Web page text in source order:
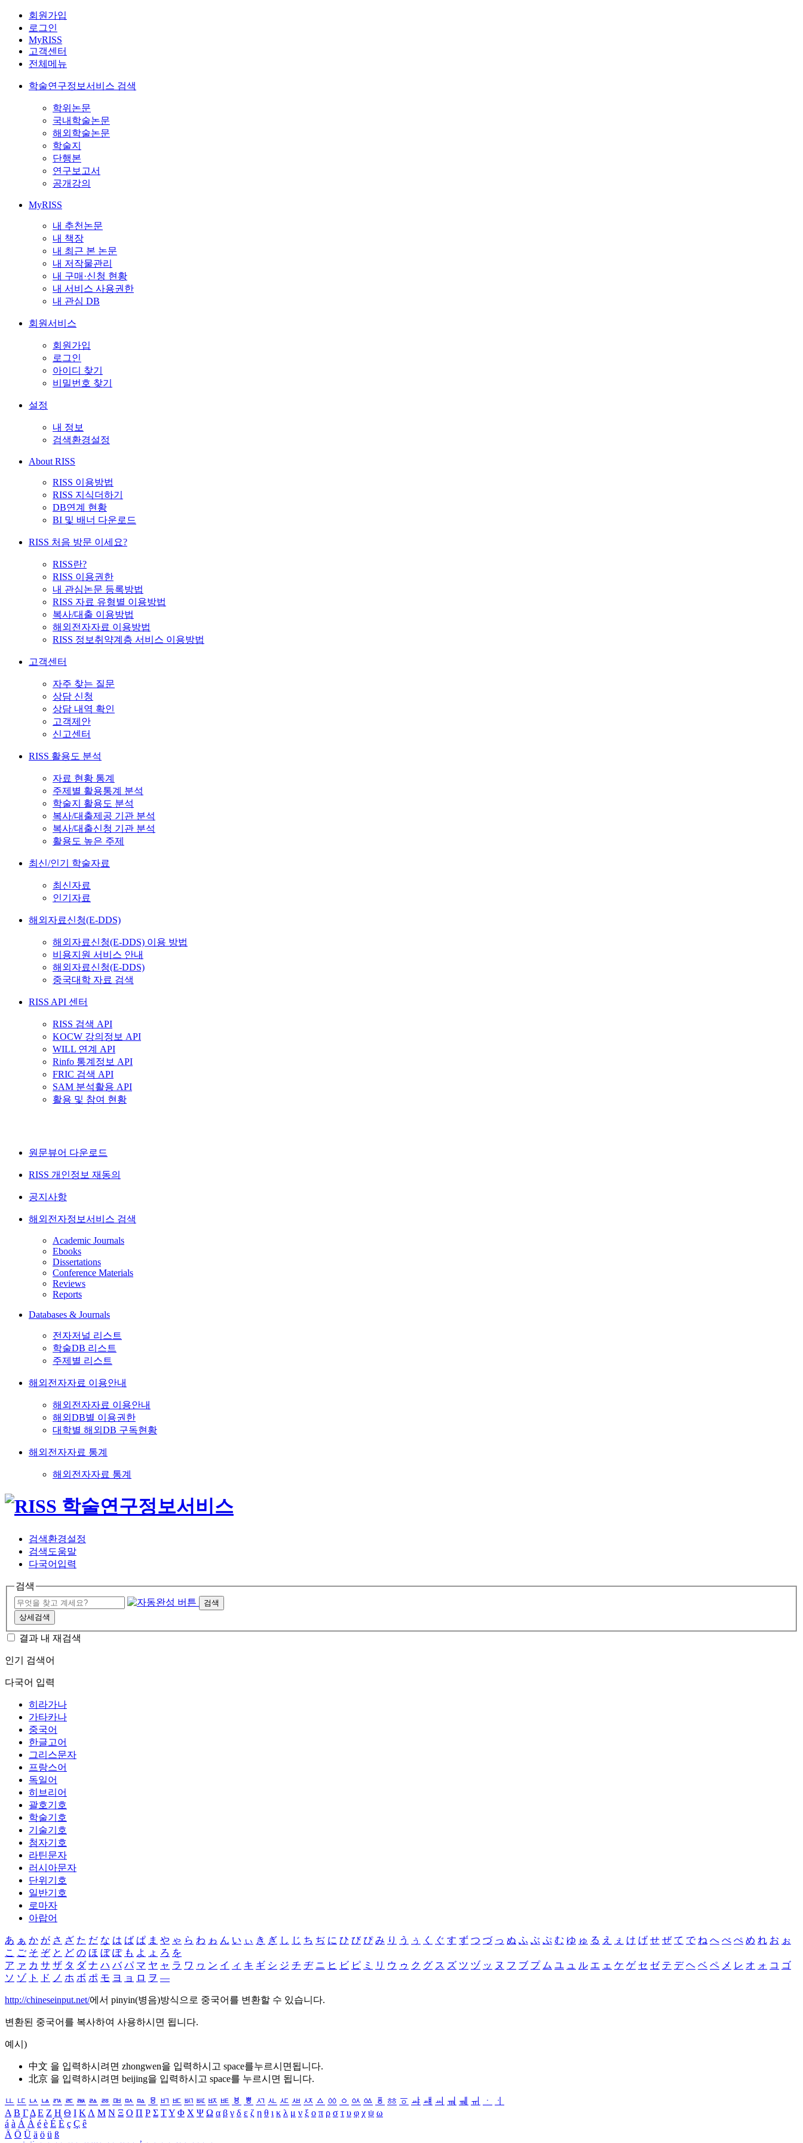
회원가입
로그인
MyRISS
고객센터
전체메뉴
학술연구정보서비스 검색
학위논문
국내학술논문
해외학술논문
학술지
단행본
연구보고서
공개강의
MyRISS
내 추천논문
내 책장
내 최근 본 논문
내 저작물관리
내 구매·신청 현황
내 서비스 사용권한
내 관심 DB
회원서비스
회원가입
로그인
아이디 찾기
비밀번호 찾기
설정
내 정보
검색환경설정
About RISS
RISS 이용방법
RISS 지식더하기
DB연계 현황
BI 및 배너 다운로드
RISS 처음 방문 이세요?
RISS란?
RISS 이용권한
내 관심논문 등록방법
RISS 자료 유형별 이용방법
복사/대출 이용방법
해외전자자료 이용방법
RISS 정보취약계층 서비스 이용방법
고객센터
자주 찾는 질문
상담 신청
상담 내역 확인
고객제안
신고센터
RISS 활용도 분석
자료 현황 통계
주제별 활용통계 분석
학술지 활용도 분석
복사/대출제공 기관 분석
복사/대출신청 기관 분석
활용도 높은 주제
최신/인기 학술자료
최신자료
인기자료
해외자료신청(E-DDS)
해외자료신청(E-DDS) 이용 방법
비용지원 서비스 안내
해외자료신청(E-DDS)
중국대학 자료 검색
RISS API 센터
RISS 검색 API
KOCW 강의정보 API
WILL 연계 API
Rinfo 통계정보 API
FRIC 검색 API
SAM 분석활용 API
활용 및 참여 현황
원문뷰어 다운로드
RISS 개인정보 재동의
공지사항
해외전자정보서비스 검색
Academic Journals
Ebooks
Dissertations
Conference Materials
Reviews
Reports
Databases & Journals
전자저널 리스트
학술DB 리스트
주제별 리스트
해외전자자료 이용안내
해외전자자료 이용안내
해외DB별 이용권한
대학별 해외DB 구독현황
해외전자자료 통계
해외전자자료 통계
검색환경설정
검색도움말
다국어입력
검색
검색
상세검색
결과 내 재검색
인기 검색어
다국어 입력
히라가나
가타카나
중국어
한글고어
그리스문자
프랑스어
독일어
히브리어
괄호기호
학술기호
기술기호
첨자기호
라틴문자
러시아문자
단위기호
일반기호
로마자
아랍어
あ ぁ か が さ ざ た だ な は ば ぱ ま や ゃ ら わ ゎ ん い ぃ き ぎ し じ ち ぢ に ひ び ぴ み り う ぅ く ぐ す ず つ づ っ ぬ ふ ぶ ぷ む ゆ ゅ る え ぇ け げ せ ぜ て で ね へ べ ぺ め れ お ぉ
こ ご そ ぞ と ど の ほ ぼ ぽ も よ ょ ろ を
ア ァ カ サ ザ タ ダ ナ ハ バ パ マ ヤ ャ ラ ワ ヮ ン イ ィ キ ギ シ ジ チ ヂ ニ ヒ ビ ピ ミ リ ウ ゥ ク グ ス ズ ツ ヅ ッ ヌ フ ブ プ ム ユ ュ ル エ ェ ケ ゲ セ ゼ テ デ ヘ ベ ペ メ レ オ ォ コ ゴ
ソ ゾ ト ド ノ ホ ボ ポ モ ヨ ョ ロ ヲ ―
http://chineseinput.net/에서 pinyin(병음)방식으로 중국어를 변환할 수 있습니다.
변환된 중국어를 복사하여 사용하시면 됩니다.
예시)
中文 을 입력하시려면 zhongwen을 입력하시고 space를누르시면됩니다.
北京 을 입력하시려면 beijing을 입력하시고 space를 누르시면 됩니다.
ㅥ ㅦ ㅧ ㅨ ㅩ ㅪ ㅫ ㅬ ㅭ ㅮ ㅯ ㅰ ㅱ ㅲ ㅳ ㅴ ㅵ ㅶ ㅷ ㅸ ㅹ ㅺ ㅻ ㅼ ㅽ ㅾ ㅿ ㆀ ㆁ ㆂ ㆃ ㆄ ㆅ ㆆ ㆇ ㆈ ㆉ ㆊ ㆋ ㆌ ㆍ
ㆎ
Α Β ΓΔ Ε Ζ Η Θ Ι ΚΛ Μ Ν Ξ Ο Π Ρ Σ ΤΥ Φ Χ Ψ Ω α β γ δ ε ζ η θ ι κ λ μ ν ξ ο π ρ σ τ υ φ χ ψ ω
á à Á À é è É È ç Ç ê
Ä Ö Ü ä ö ü ß